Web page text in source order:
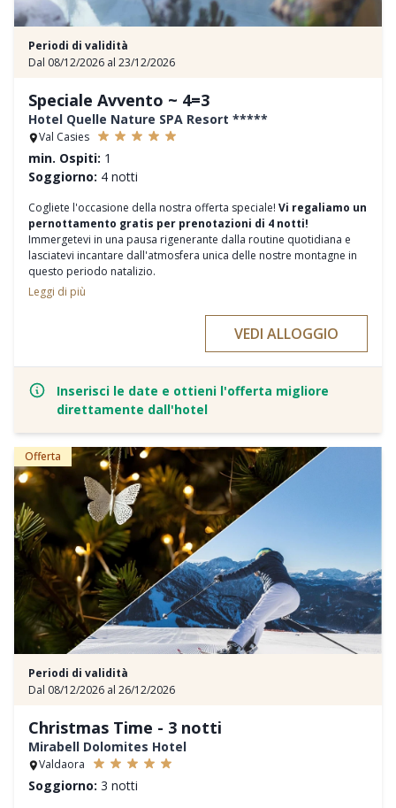
Periodi di validità
Dal 08/12/2026 al 23/12/2026
Speciale Avvento ~ 4=3
Hotel Quelle Nature SPA Resort *****
Val Casies
min. Ospiti: 1
Soggiorno: 4 notti
Cogliete l'occasione della nostra offerta speciale! Vi regaliamo un
pernottamento gratis per prenotazioni di 4 notti!
Immergetevi in una pausa rigenerante dalla routine quotidiana e
lasciatevi incantare dall'atmosfera unica delle nostre montagne in
questo periodo natalizio.
Ecco gli highlights settimanali che vi aspettano:
Una notte in omaggio per ogni soggiorno a partire da 4 notti
Pensione benessere ¾, un viaggio culinario dal mattino alla sera
Lussuoso “Luxury Wellness & SPA” e nuova Timeless Sky Spa
Variato programma di attività: escursioni invernali, corsi di sci di
fondo e molto altro
Intenso programma Fit & Fun con i nostri esperti allenatori
Sedute “Aufguss” esclusive nel mondo delle saune
"Quelle"
I prezzi indicati si riferiscono alla camera standard e variano a
seconda del periodo e della categoria della camera. Per
informazioni dettagliate, siamo a vostra completa disposizione.
Leggi di più
VEDI ALLOGGIO
Inserisci le date e ottieni l'offerta migliore
direttamente dall'hotel
Offerta
Periodi di validità
Dal 08/12/2026 al 26/12/2026
Christmas Time - 3 notti
Mirabell Dolomites Hotel
Valdaora
Soggiorno: 3 notti